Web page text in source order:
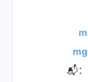
📬：